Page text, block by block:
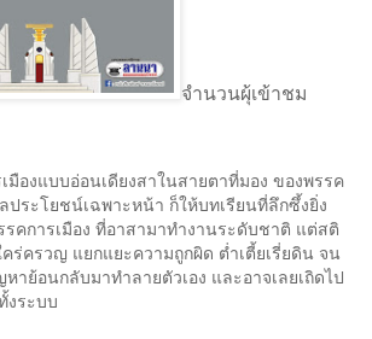
จำนวนผุ้เข้าชม
มืองแบบอ่อนเดียงสาในสายตาที่มอง ของพรรค
ประโยชน์เฉพาะหน้า ก็ให้บทเรียนที่ลึกซึ้งยิ่ง
รคการเมือง ที่อาสามาทำงานระดับชาติ แต่สติ
ครวญ แยกแยะความถูกผิด ต่ำเตี้ยเรี่ยดิน จน
าย้อนกลับมาทำลายตัวเอง และอาจเลยเถิดไป
งระบบ